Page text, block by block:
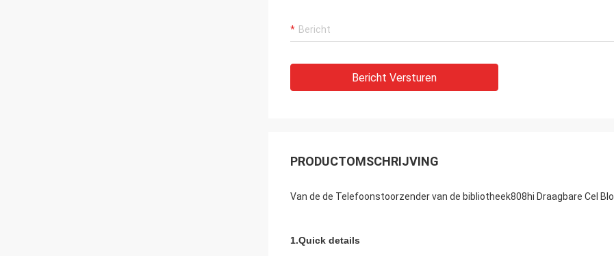
Bericht Versturen
PRODUCTOMSCHRIJVING
Van de de Telefoonstoorzender van de bibliotheek808hi Draagbare Cel
1.Quick details